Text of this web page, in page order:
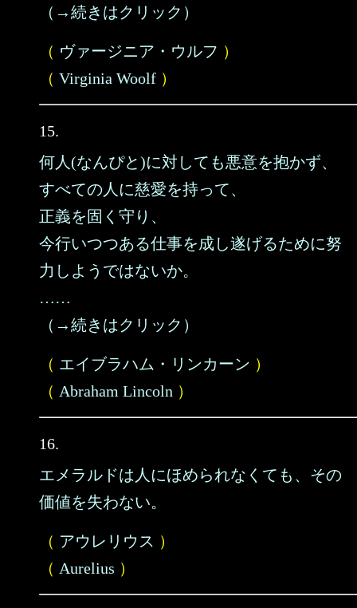
（→続きはクリック）
（ ヴァージニア・ウルフ ）
（ Virginia Woolf ）
15.
何人(なんぴと)に対しても悪意を抱かず、
すべての人に慈愛を持って、
正義を固く守り、
今行いつつある仕事を成し遂げるために努
力しようではないか。
……
（→続きはクリック）
（ エイブラハム・リンカーン ）
（ Abraham Lincoln ）
16.
エメラルドは人にほめられなくても、その
価値を失わない。
（ アウレリウス ）
（ Aurelius ）